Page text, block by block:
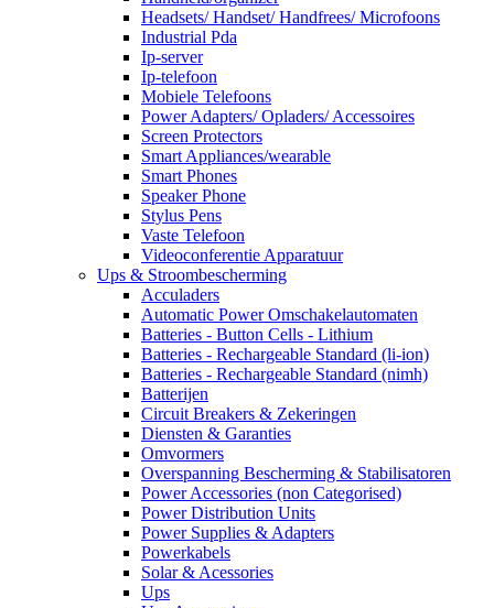
Headsets/ Handset/ Handfrees/ Microfoons
Industrial Pda
Ip-server
Ip-telefoon
Mobiele Telefoons
Power Adapters/ Opladers/ Accessoires
Screen Protectors
Smart Appliances/wearable
Smart Phones
Speaker Phone
Stylus Pens
Vaste Telefoon
Videoconferentie Apparatuur
Ups & Stroombescherming
Acculaders
Automatic Power Omschakelautomaten
Batteries - Button Cells - Lithium
Batteries - Rechargeable Standard (li-ion)
Batteries - Rechargeable Standard (nimh)
Batterijen
Circuit Breakers & Zekeringen
Diensten & Garanties
Omvormers
Overspanning Bescherming & Stabilisatoren
Power Accessories (non Categorised)
Power Distribution Units
Power Supplies & Adapters
Powerkabels
Solar & Acessories
Ups